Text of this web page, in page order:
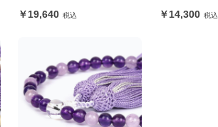
19,640
14,300